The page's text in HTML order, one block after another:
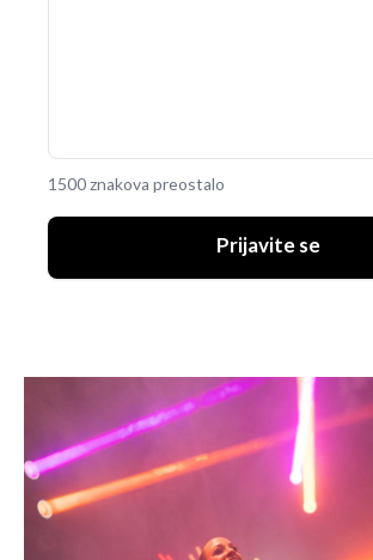
1500 znakova preostalo
Prijavite se